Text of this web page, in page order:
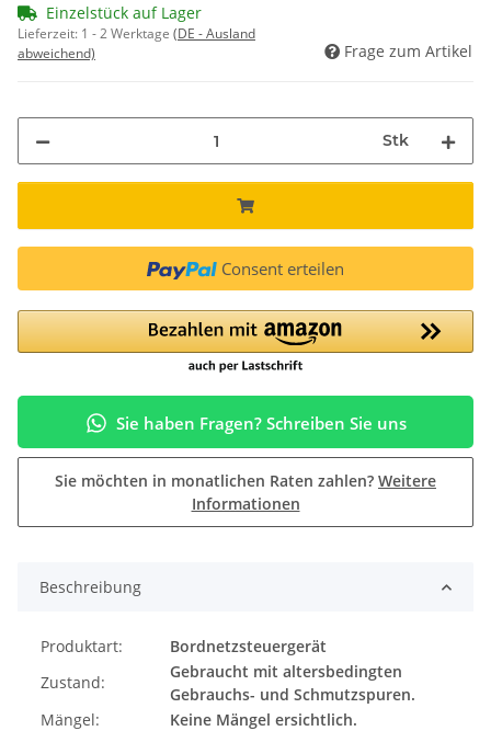
Einzelstück auf Lager
Lieferzeit: 1 - 2 Werktage (DE - Ausland
abweichend)
Frage zum Artikel
Stk
Consent erteilen
Sie haben Fragen? Schreiben Sie uns
Sie möchten in monatlichen Raten zahlen? Weitere
Informationen
Beschreibung
Produktart:
Bordnetzsteuergerät
Zustand:
Gebraucht mit altersbedingten
Gebrauchs- und Schmutzspuren.
Mängel:
Keine Mängel ersichtlich.